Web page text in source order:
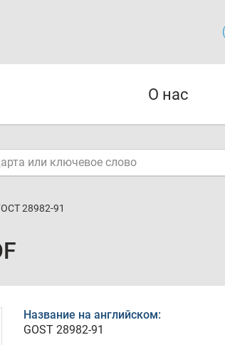
О нас
28982-91
Название на английском:
GOST 28982-91